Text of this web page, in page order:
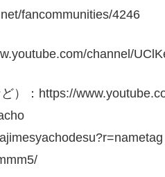
fancommunities/4246
channel/
）：https://